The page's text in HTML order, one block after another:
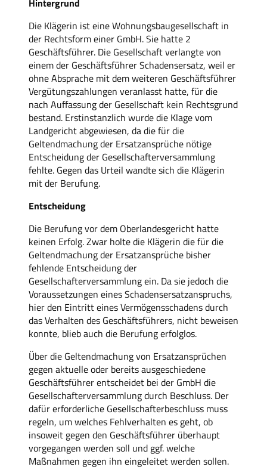
Hintergrund
Die Klägerin ist eine Wohnungsbaugesellschaft in
der Rechtsform einer GmbH. Sie hatte 2
Geschäftsführer. Die Gesellschaft verlangte von
einem der Geschäftsführer Schadensersatz, weil er
ohne Absprache mit dem weiteren Geschäftsführer
Vergütungszahlungen veranlasst hatte, für die
nach Auffassung der Gesellschaft kein Rechtsgrund
bestand. Erstinstanzlich wurde die Klage vom
Landgericht abgewiesen, da die für die
Geltendmachung der Ersatzansprüche nötige
Entscheidung der Gesellschafterversammlung
fehlte. Gegen das Urteil wandte sich die Klägerin
mit der Berufung.
Entscheidung
Die Berufung vor dem Oberlandesgericht hatte
keinen Erfolg. Zwar holte die Klägerin die für die
Geltendmachung der Ersatzansprüche bisher
fehlende Entscheidung der
Gesellschafterversammlung ein. Da sie jedoch die
Voraussetzungen eines Schadensersatzanspruchs,
hier den Eintritt eines Vermögensschadens durch
das Verhalten des Geschäftsführers, nicht beweisen
konnte, blieb auch die Berufung erfolglos.
Über die Geltendmachung von Ersatzansprüchen
gegen aktuelle oder bereits ausgeschiedene
Geschäftsführer entscheidet bei der GmbH die
Gesellschafterversammlung durch Beschluss. Der
dafür erforderliche Gesellschafterbeschluss muss
regeln, um welches Fehlverhalten es geht, ob
insoweit gegen den Geschäftsführer überhaupt
vorgegangen werden soll und ggf. welche
Maßnahmen gegen ihn eingeleitet werden sollen.